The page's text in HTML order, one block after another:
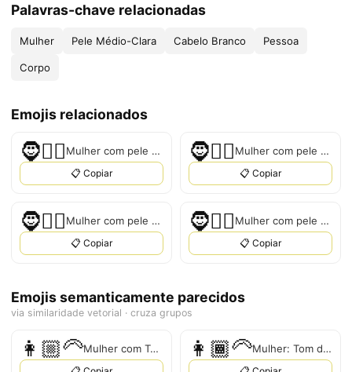
Palavras-chave relacionadas
Mulher Pele Médio-Clara Cabelo Branco Pessoa
Corpo
Emojis relacionados
🧔‍🏻‍‍‍♀‍️ Mulher com pele clara e cabelo branco
📋 Copiar
🧔‍🏽‍‍‍♀‍️ Mulher com pele de tom médio e cabelo branco
📋 Copiar
🧔‍🏾‍‍‍♀‍️ Mulher com pele de tom médio-escuro e cabelo branco
📋 Copiar
🧔‍🏿‍‍‍♀‍️ Mulher com pele escura e cabelo branco
📋 Copiar
Emojis semanticamente parecidos
via similaridade vetorial · cruza grupos
👩🏼‍🦳 Mulher com Tom de Pele Médio-Claro e Cabelo Branco 👩🏾‍🦳 Mulher: Tom de Pele Médio-Escuro, Cabelo Branco